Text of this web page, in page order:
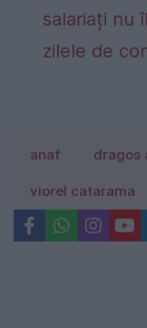
salariați nu
zilele de
anaf dragos
viorel catarama